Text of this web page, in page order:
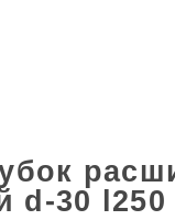
d-30 l250